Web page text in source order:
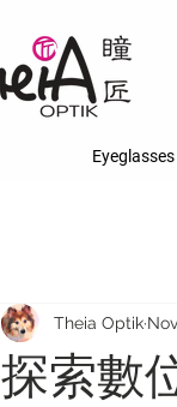
Eyeglasses
探索數
Theia Optik